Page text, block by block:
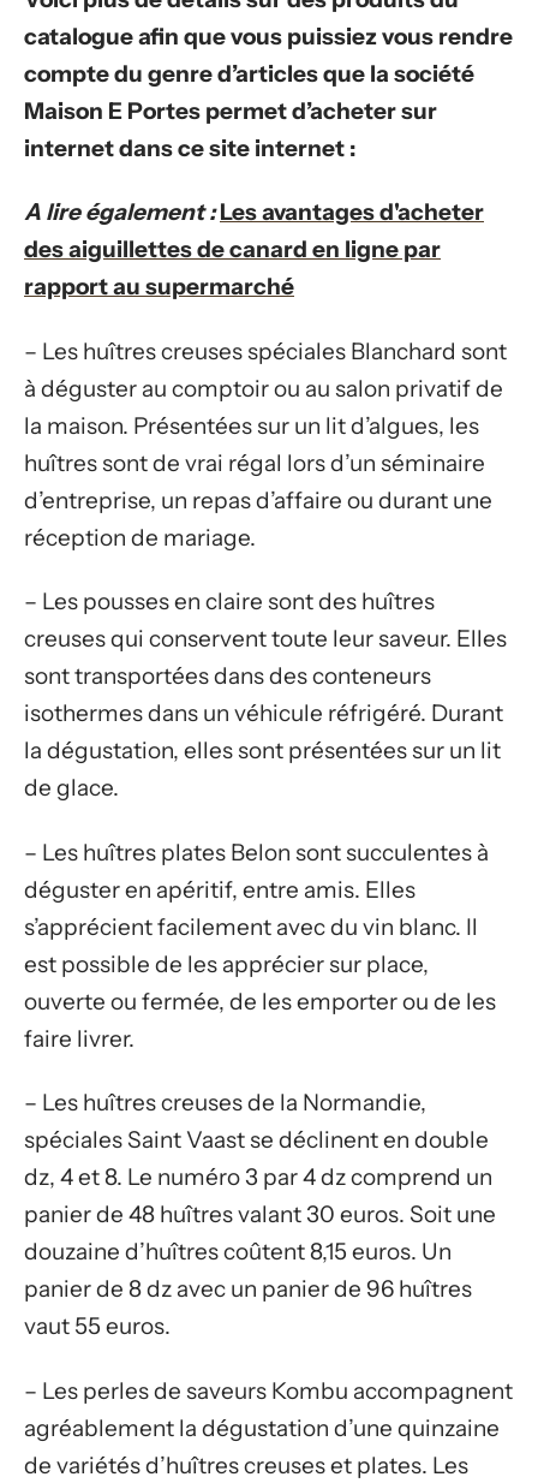
catalogue afin que vous puissiez vous rendre
compte du genre d’articles que la société
Maison E Portes permet d’acheter sur
internet dans ce site internet :
A lire également : Les avantages d'acheter
des aiguillettes de canard en ligne par
rapport au supermarché
– Les huîtres creuses spéciales Blanchard sont
à déguster au comptoir ou au salon privatif de
la maison. Présentées sur un lit d’algues, les
huîtres sont de vrai régal lors d’un séminaire
d’entreprise, un repas d’affaire ou durant une
réception de mariage.
– Les pousses en claire sont des huîtres
creuses qui conservent toute leur saveur. Elles
sont transportées dans des conteneurs
isothermes dans un véhicule réfrigéré. Durant
la dégustation, elles sont présentées sur un lit
de glace.
– Les huîtres plates Belon sont succulentes à
déguster en apéritif, entre amis. Elles
s’apprécient facilement avec du vin blanc. Il
est possible de les apprécier sur place,
ouverte ou fermée, de les emporter ou de les
faire livrer.
– Les huîtres creuses de la Normandie,
spéciales Saint Vaast se déclinent en double
dz, 4 et 8. Le numéro 3 par 4 dz comprend un
panier de 48 huîtres valant 30 euros. Soit une
douzaine d’huîtres coûtent 8,15 euros. Un
panier de 8 dz avec un panier de 96 huîtres
vaut 55 euros.
– Les perles de saveurs Kombu accompagnent
agréablement la dégustation d’une quinzaine
de variétés d’huîtres creuses et plates. Les